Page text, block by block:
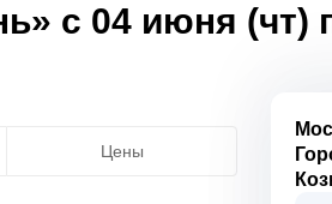
с 04 июня (чт)
Цены